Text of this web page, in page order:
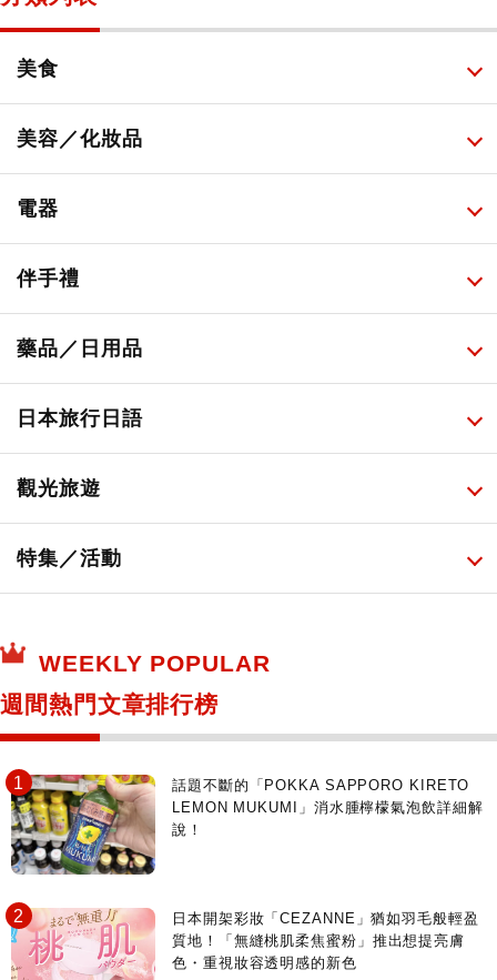
美食
所有
甜點・菓子
人氣店鋪美食
必吃的日式早餐
日本酒達人
美容／化妝品
所有
便利商店化妝品
藥妝店化妝品
電器
所有
健康/美容儀器
廚房家電
伴手禮
所有
伴手禮排行榜
免稅商店
藥品／日用品
所有
百圓商店
日常用藥
日本旅行日語
所有
觀光旅遊
所有
特集／活動
東京百貨店～TOKYO Depart～
WEEKLY POPULAR
週間熱門文章排行榜
話題不斷的「POKKA SAPPORO KIRETO
LEMON MUKUMI」消水腫檸檬氣泡飲詳細解
說！
日本開架彩妝「CEZANNE」猶如羽毛般輕盈
質地！「無縫桃肌柔焦蜜粉」推出想提亮膚
色・重視妝容透明感的新色